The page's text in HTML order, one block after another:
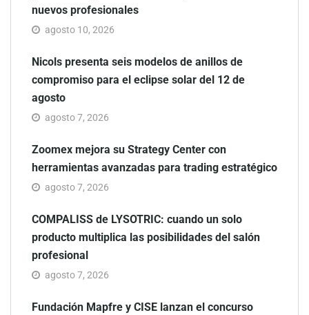
nuevos profesionales
agosto 10, 2026
Nicols presenta seis modelos de anillos de
compromiso para el eclipse solar del 12 de
agosto
agosto 7, 2026
Zoomex mejora su Strategy Center con
herramientas avanzadas para trading estratégico
agosto 7, 2026
COMPALISS de LYSOTRIC: cuando un solo
producto multiplica las posibilidades del salón
profesional
agosto 7, 2026
Fundación Mapfre y CISE lanzan el concurso